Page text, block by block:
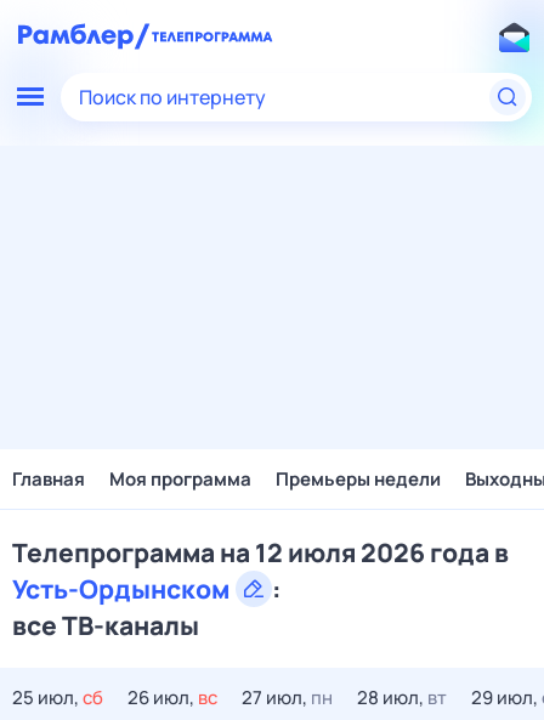
Поиск по интернету
Главная Моя программа Премьеры недели
Телепрограмма на 12 июля 2026 года в
Усть-Ордынском
:
все ТВ-каналы
25 июл,сб 26 июл, вс 27 июл, пн 28 июл, вт 29 июл,